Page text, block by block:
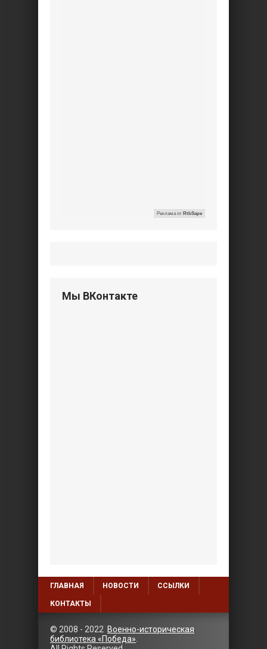
Реклама от RtbSape
Мы ВКонтакте
ГЛАВНАЯ НОВОСТИ ССЫЛКИ
КОНТАКТЫ
© 2008 - 2022 Военно-историческая
библиотека «Победа»